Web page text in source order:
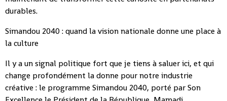
durables.
Simandou 2040 : quand la vision nationale donne une place à
la culture
Il y a un signal politique fort que je tiens à saluer ici, et qui
change profondément la donne pour notre industrie
créative : le programme Simandou 2040, porté par Son